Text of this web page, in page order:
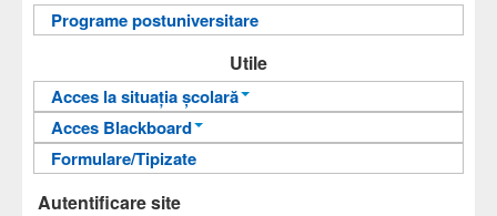
Programe postuniversitare
Utile
Acces la situația școlară
Informații pentru acces
Autentificare
Acces Blackboard
Informații pentru acces
Autentificare
Formulare/Tipizate
Autentificare site